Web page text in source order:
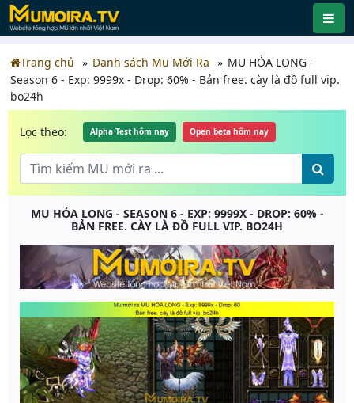
Trang chủ Danh sách Mu Mới Ra
MU HỎA LONG -
Season 6 - Exp: 9999x - Drop: 60% - Bản free. cày là đồ full vip.
bo24h
Lọc theo: Alpha Test hôm nay Open beta hôm nay
MU HỎA LONG - SEASON 6 - EXP: 9999X - DROP: 60% -
BẢN FREE. CÀY LÀ ĐỒ FULL VIP. BO24H